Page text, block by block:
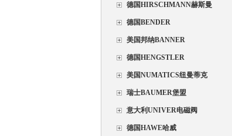
德国HIRSCHMANN赫斯曼
德国BENDER
美国邦纳BANNER
德国HENGSTLER
美国NUMATICS纽曼蒂克
瑞士BAUMER堡盟
意大利UNIVER电磁阀
德国HAWE哈威